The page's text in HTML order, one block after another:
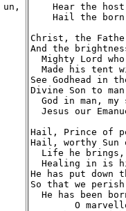
Hear the
Hail the
Christ, the
And the
Mighty Lord
Made his tent
See Godhead in
Divine Son to
God in man, my
Jesus our
Hail, Prince of
Hail, worthy Sun
Life he
Healing in is
He has put down
So that we
He has been
O